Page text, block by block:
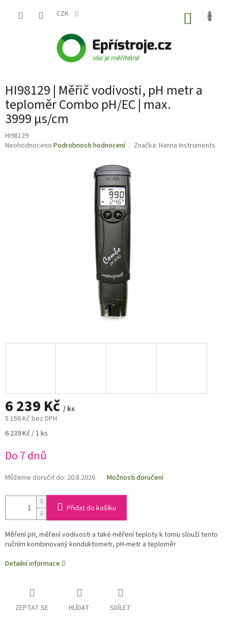
CZK
HI98129 | Měřič vodivosti, pH metr a
teploměr Combo pH/EC | max.
3999 μs/cm
HI98129
Průměrné
Neohodnoceno Podrobnosti hodnocení Značka: Hanna Instruments
6 239 Kč / ks
5 156 Kč bez DPH
Měrná
6 239 Kč / 1 ks
Do 7 dnů
Můžeme doručit do: 20.8.2026 Možnosti doručení
Přidat do košíku
Měření pH, měření vodivosti a také měření teploty k tomu slouží tento
ručním kombinovaný konduktometr, pH-metr a teploměr
Detailní informace
ZEPTAT SE HLÍDAT SDÍLET